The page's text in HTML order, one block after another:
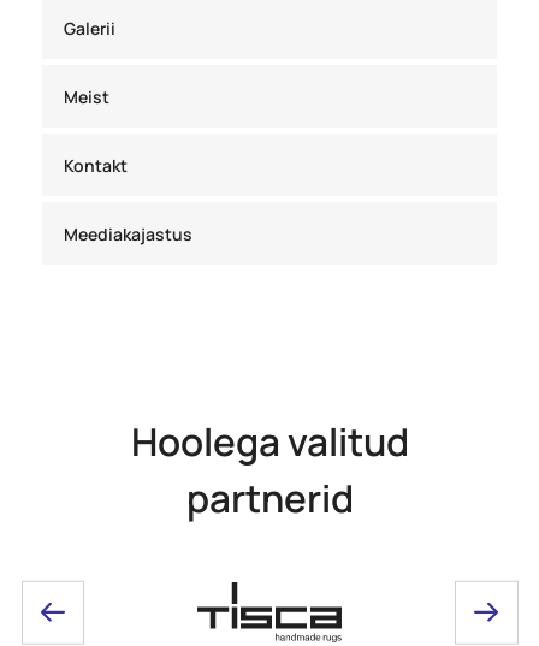
Galerii
Meist
Kontakt
Meediakajastus
Hoolega valitud
partnerid